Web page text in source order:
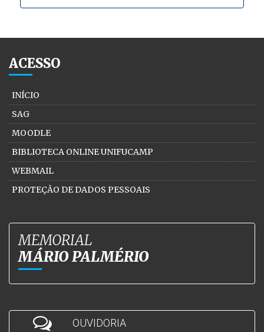
ACESSO
INÍCIO
SAG
MOODLE
BIBLIOTECA ONLINE UNIFUCAMP
WEBMAIL
PROTEÇÃO DE DADOS PESSOAIS
MEMORIAL
MÁRIO PALMÉRIO
OUVIDORIA